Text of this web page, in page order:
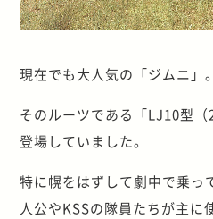
現在でも大人気の「ジムニ」。
そのルーツである「LJ10型
登場していました。
特に幌をはずして劇中で乗っ
人公やKSSの隊員たちが主に